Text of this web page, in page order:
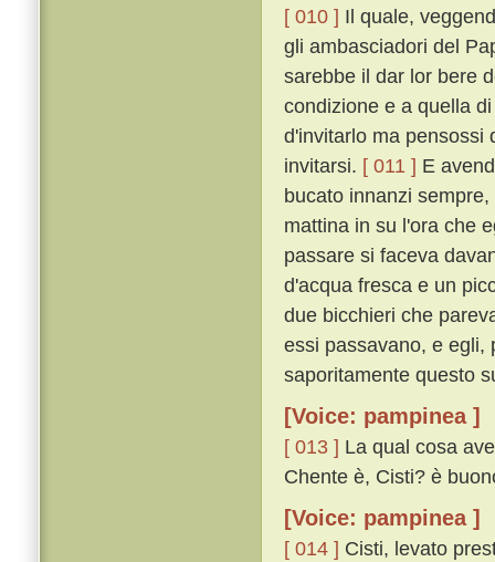
[ 010 ] Il quale,
gli ambasciadori del
sarebbe il dar lor bere
condizione e a quella
d'invitarlo ma pensossi
invitarsi. [ 011 ] E
bucato innanzi
mattina in su l'ora che
passare si faceva
d'acqua fresca e un
due bicchieri che
essi passavano, e egli,
saporitamente questo
[Voice: pampinea ]
[ 013 ] La qual cosa
Chente è, Cisti? è
[Voice: pampinea ]
[ 014 ] Cisti, levato